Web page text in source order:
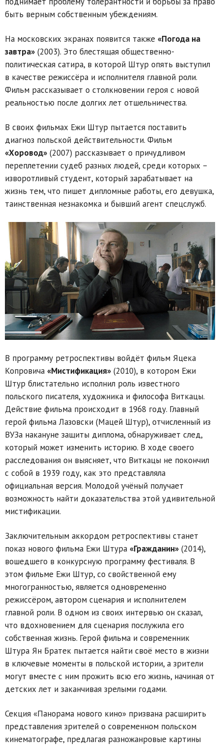
быть верным собственным убеждениям.
На московских экранах появится также «Погода на
завтра» (2003). Это блестящая общественно-
политическая сатира, в которой Штур опять выступил
в качестве режиссёра и исполнителя главной роли.
Фильм рассказывает о столкновении героя с новой
реальностью после долгих лет отшельничества.
В своих фильмах Ежи Штур пытается поставить
диагноз польской действительности. Фильм
«Хоровод» (2007) рассказывает о причудливом
переплетении судеб разных людей, среди которых –
изворотливый студент, который зарабатывает на
жизнь тем, что пишет дипломные работы, его девушка,
таинственная незнакомка и бывший агент спецслужб.
В программу ретроспективы войдёт фильм Яцека
Копровича «Мистификация» (2010), в котором Ежи
Штур блистательно исполнил роль известного
польского писателя, художника и философа Виткацы.
Действие фильма происходит в 1968 году. Главный
герой фильма Лазовски (Мацей Штур), отчисленный из
ВУЗа накануне защиты диплома, обнаруживает след,
который может изменить историю. В ходе своего
расследования он выясняет, что Виткацы не покончил
с собой в 1939 году, как это представляла
официальная версия. Молодой учёный получает
возможность найти доказательства этой удивительной
мистификации.
Заключительным аккордом ретроспективы станет
показ нового фильма Ежи Штура «Гражданин» (2014),
вошедшего в конкурсную программу фестиваля. В
этом фильме Ежи Штур, со свойственной ему
многогранностью, является одновременно
режиссёром, автором сценария и исполнителем
главной роли. В одном из своих интервью он сказал,
что вдохновением для сценария послужила его
собственная жизнь. Герой фильма и современник
Штура Ян Братек пытается найти своё место в жизни
в ключевые моменты в польской истории, а зрители
могут вместе с ним прожить всю его жизнь, начиная от
детских лет и заканчивая зрелыми годами.
Секция «Панорама нового кино» призвана расширить
представления зрителей о современном польском
кинематографе, предлагая разножанровые картины